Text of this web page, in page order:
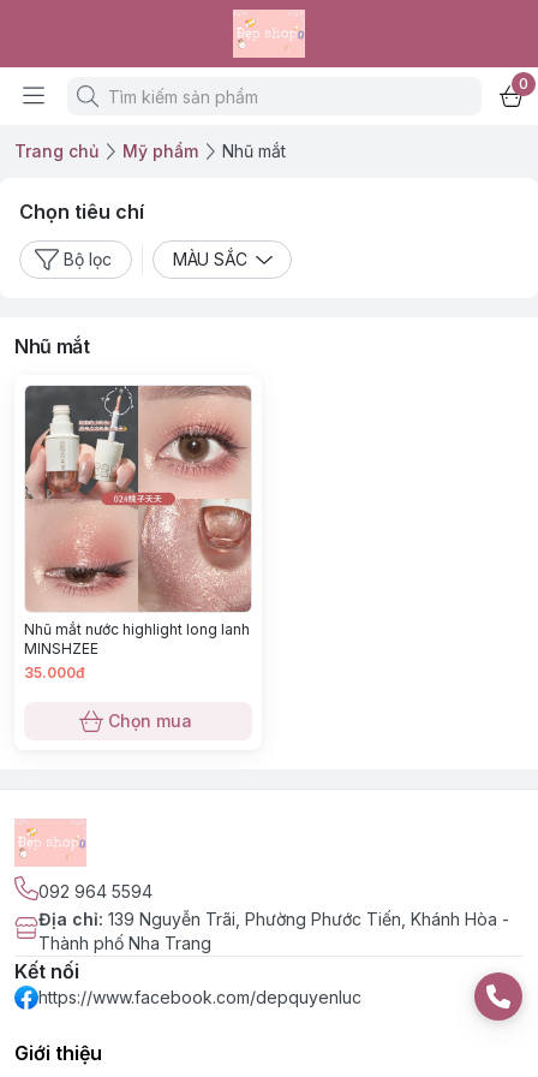
0
Trang chủ Mỹ phẩm Nhũ mắt
Chọn tiêu chí
Bộ lọc MÀU SẮC
Nhũ mắt
Nhũ mắt nước highlight long lanh
MINSHZEE
35.000đ
Chọn mua
092 964 5594
Địa chỉ: 139 Nguyễn Trãi, Phường Phước Tiến, Khánh Hòa -
Thành phố Nha Trang
Kết nối
https://www.facebook.com/depquyenluc
Giới thiệu